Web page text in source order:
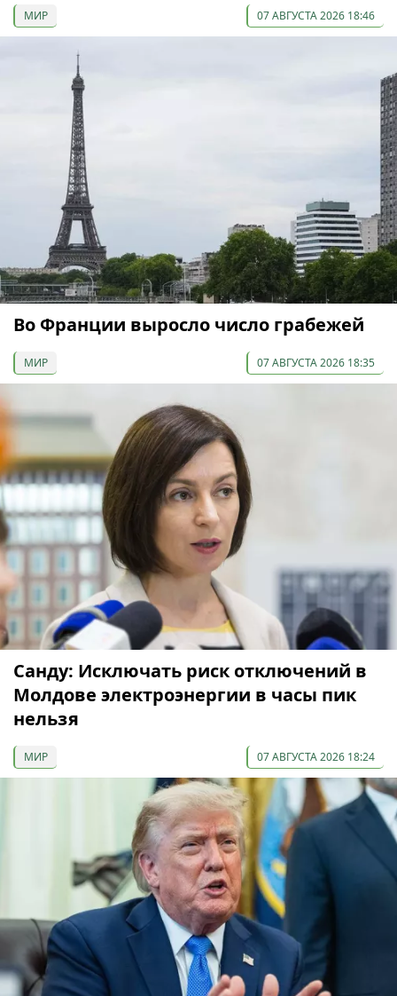
МИР 07 АВГУСТА 2026 18:46
Во Франции выросло число грабежей
МИР 07 АВГУСТА 2026 18:35
Санду: Исключать риск отключений в
Молдове электроэнергии в часы пик
нельзя
МИР 07 АВГУСТА 2026 18:24